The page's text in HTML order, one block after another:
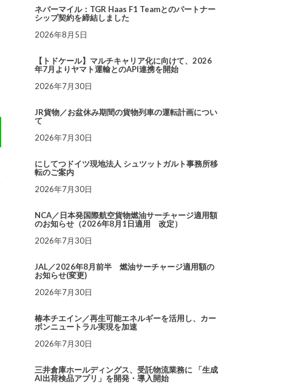
ネバーマイル：TGR Haas F1 Teamとのパートナー
シップ契約を締結しました
2026年8月5日
【トドケール】マルチキャリア化に向けて、2026
年7月よりヤマト運輸とのAPI連携を開始
2026年7月30日
JR貨物／お盆休み期間の貨物列車の運転計画につい
て
2026年7月30日
にしてつドイツ現地法人 シュツットガルト事務所移
転のご案内
2026年7月30日
NCA／日本発国際航空貨物燃油サーチャージ適用額
のお知らせ（2026年8月1日適用 改定）
2026年7月30日
JAL／2026年8月前半 燃油サーチャージ適用額の
お知らせ(変更)
2026年7月30日
椿本チエイン／再生可能エネルギーを活用し、カー
ボンニュートラル実現を加速
2026年7月30日
三井倉庫ホールディングス、受託物流業務に 「生成
AI出荷検品アプリ」を開発・導入開始